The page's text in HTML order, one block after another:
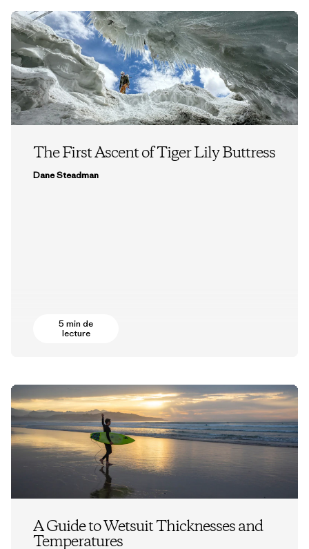
The First Ascent of Tiger Lily Buttress
Dane Steadman
5 min de
lecture
A Guide to Wetsuit Thicknesses and
Temperatures